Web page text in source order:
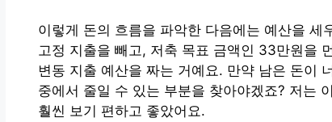
이렇게 돈의 흐름을 파악한 다음에는 예산을 세
고정 지출을 빼고, 저축 목표 금액인 33만원을
변동 지출 예산을 짜는 거예요. 만약 남은 돈이
중에서 줄일 수 있는 부분을 찾아야겠죠? 저는
훨씬 보기 편하고 좋았어요.